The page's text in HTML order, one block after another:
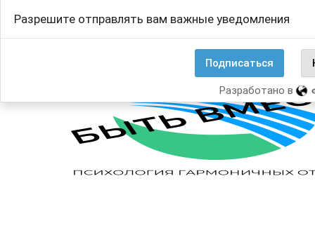
содержанию
for:Разрешите отправлять вам важные уведомления
Подписаться
Разработано в